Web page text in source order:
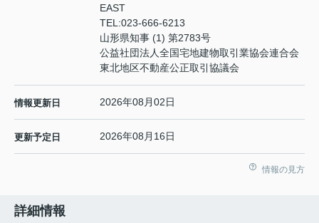
EAST
TEL:023-666-6213
山形県知事 (1) 第2783号
公益社団法人全国宅地建物取引業協会連合会
東北地区不動産公正取引協議会
情報更新日 2026年08月02日
更新予定日 2026年08月16日
情報の見方
詳細情報